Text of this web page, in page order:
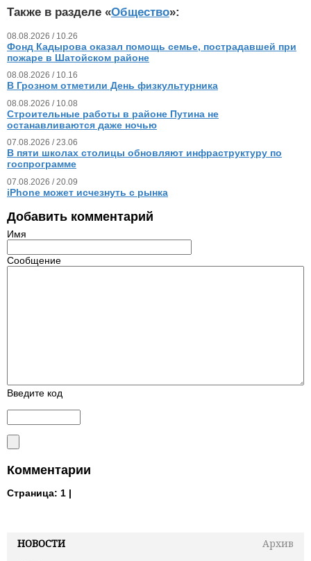
НОВОСТИ
Архив
Также в разделе «Общество»:
08.08.2026 / 10.26
Фонд Кадырова оказал помощь семье, пострадавшей при
пожаре в Шатойском районе
08.08.2026 / 10.16
В Грозном отметили День физкультурника
08.08.2026 / 10.08
Строительные работы в районе Путина не
останавливаются даже ночью
07.08.2026 / 23.06
В пяти школах столицы обновляют инфраструктуру по
госпрограмме
07.08.2026 / 20.09
iPhone может исчезнуть с рынка
Добавить комментарий
Имя
Сообщение
Введите код
Комментарии
Страница: 1 |